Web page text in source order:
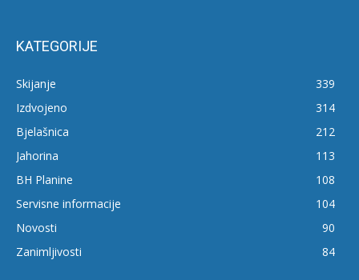
KATEGORIJE
Skijanje
339
Izdvojeno
314
Bjelašnica
212
Jahorina
113
BH Planine
108
Servisne informacije
104
Novosti
90
Zanimljivosti
84